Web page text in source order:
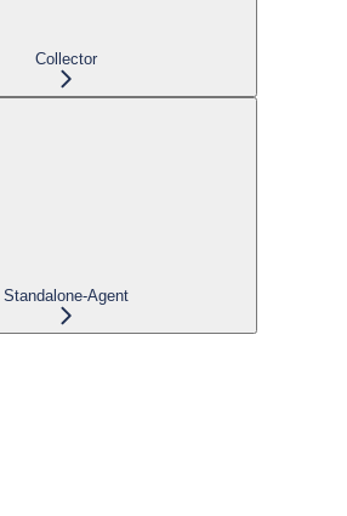
Collector
Standalone-Agent